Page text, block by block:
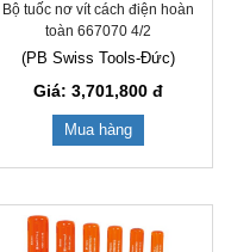
Bộ tuốc nơ vít cách điện hoàn
toàn 667070 4/2
(PB Swiss Tools-Đức)
Giá: 3,701,800đ
Mua hàng